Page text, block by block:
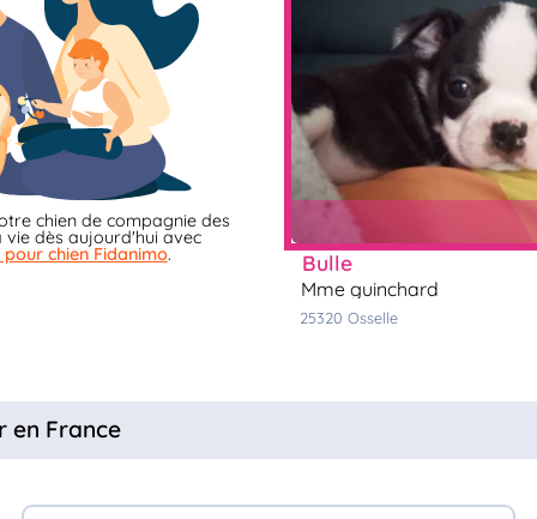
chien de compagnie des
vie dès aujourd'hui avec
chien Fidanimo. bulle
mme guinchard
25320 osselle
en France